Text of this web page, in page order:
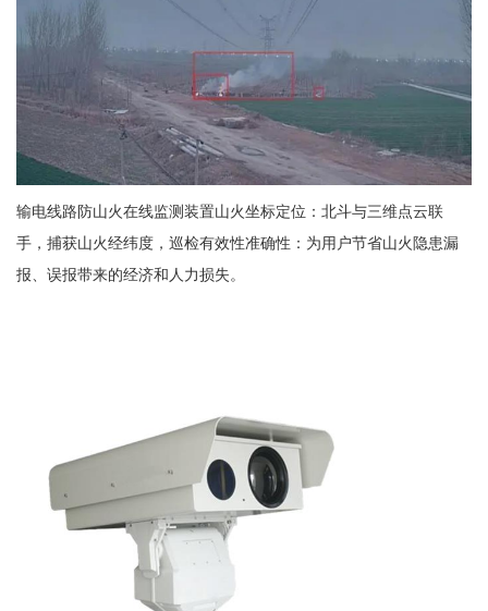
输电线路防山火在线监测装置山火坐标定位：北斗与三维点云联
手，捕获山火经纬度，巡检有效性准确性：为用户节省山火隐患漏
报、误报带来的经济和人力损失。